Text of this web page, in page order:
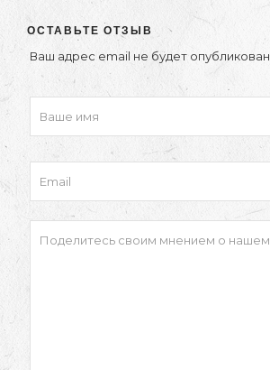
ОСТАВЬТЕ ОТЗЫВ
Ваш адрес email не будет опубликован.